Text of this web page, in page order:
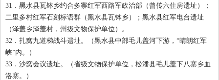
31 ．黑水县瓦钵乡约合多寨红军西路军政治部（曾传六住房遗址）；
二里多村红军石刻标语群（黑水县瓦钵乡）；黑水县红军电台遗址
（泽盖乡泽盖村，州级文物保护单位）。
32 ．扎窝九道梯战斗遗址。（黑水县中部毛儿盖河下游，“晴朗红军
峡”内。）
33 ．沙窝会议遗址。（省级文物保护单位，松潘县毛儿盖下八寨乡血
洛寨。）